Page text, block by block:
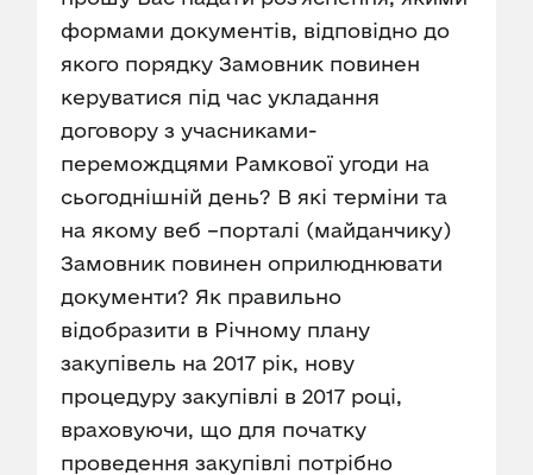
формами документів, відповідно до
якого порядку Замовник повинен
керуватися під час укладання
договору з учасниками-
перемождцями Рамкової угоди на
сьогоднішній день? В які терміни та
на якому веб –порталі (майданчику)
Замовник повинен оприлюднювати
документи? Як правильно
відобразити в Річному плану
закупівель на 2017 рік, нову
процедуру закупівлі в 2017 році,
враховуючи, що для початку
проведення закупівлі потрібно